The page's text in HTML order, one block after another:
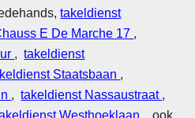
takeldienst
E De Marche 17 ,
,takeldienst
Staatsbaan ,
,takeldienst Nassaustraat ,
Westhoeklaan , ook